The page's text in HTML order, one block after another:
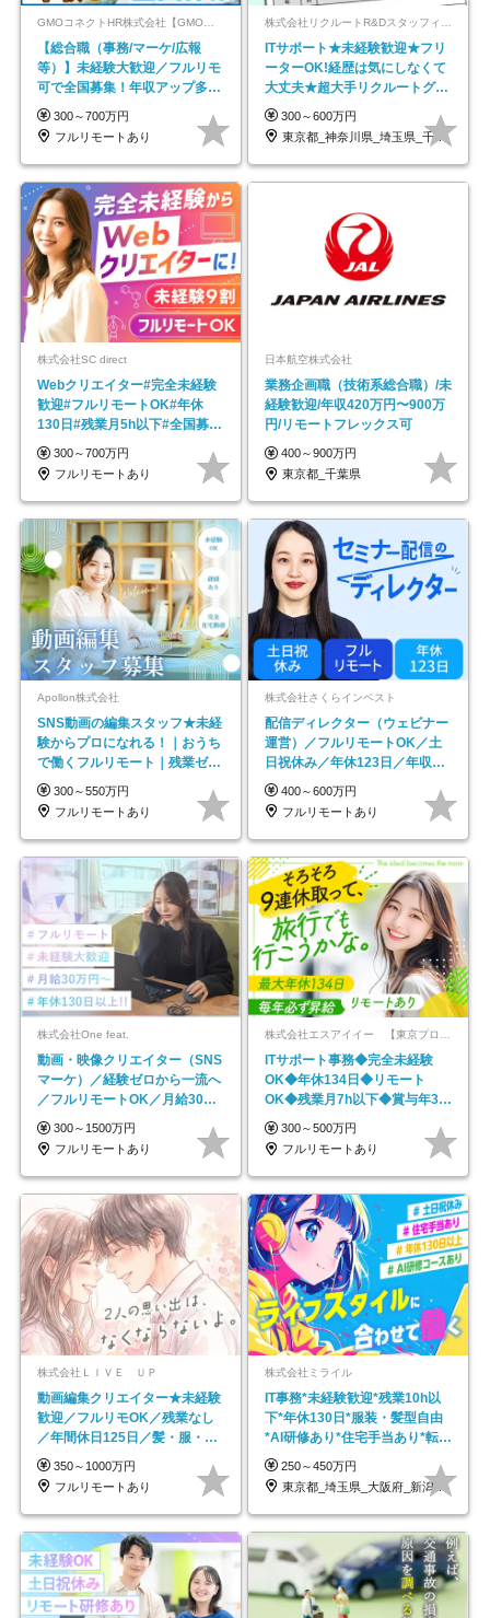
GMOコネクトHR株式会社【GMOインターネットグループ】
【総合職（事務/マーケ/広報
等）】未経験大歓迎／フルリモ
可で全国募集！年収アップ多数
★年休最大130日★
300～700万円
フルリモートあり
ITサポート★未経験歓迎★フリ
ーターOK!経歴は気にしなくて
大丈夫★超大手リクルートグル
ープの正社員/sg
300～600万円
東京都_神奈川県_埼玉県_千葉県_大阪府…
株式会社SC direct
Webクリエイター#完全未経験
歓迎#フルリモートOK#年休
130日#残業月5h以下#全国募集
#最大1年の研修
300～700万円
フルリモートあり
日本航空株式会社
業務企画職（技術系総合職）/未
経験歓迎/年収420万円〜900万
円/リモートフレックス可
400～900万円
東京都_千葉県
Apollon株式会社
SNS動画の編集スタッフ★未経
験からプロになれる！｜おうち
で働くフルリモート｜残業ゼロ
で18時退勤◎
300～550万円
フルリモートあり
株式会社さくらインベスト
配信ディレクター（ウェビナー
運営）／フルリモートOK／土
日祝休み／年休123日／年収
600万円可
400～600万円
フルリモートあり
株式会社One feat.
動画・映像クリエイター（SNS
マーケ）／経験ゼロから一流へ
／フルリモートOK／月給30万
円～／年休130日以上
300～1500万円
フルリモートあり
ITサポート事務◆完全未経験
OK◆年休134日◆リモート
OK◆残業月7h以下◆賞与年3回
◆5年目まで必ず昇給
300～500万円
フルリモートあり
株式会社ＬＩＶＥ ＵＰ
動画編集クリエイター★未経験
歓迎／フルリモOK／残業なし
／年間休日125日／髪・服・ネ
イル自由／研修充実で安心
350～1000万円
フルリモートあり
株式会社ミライル
IT事務*未経験歓迎*残業10h以
下*年休130日*服装・髪型自由
*AI研修あり*住宅手当あり*転勤
なし
250～450万円
東京都_埼玉県_大阪府_新潟県_福岡県